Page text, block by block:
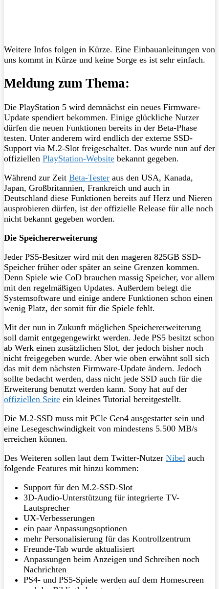
Weitere Infos folgen in Kürze. Eine Einbauanleitungen von
uns kommt in Kürze und keine Sorge es ist sehr einfach.
Meldung zum Thema:
Die PlayStation 5 wird demnächst ein neues Firmware-
Update spendiert bekommen. Einige glückliche Nutzer
dürfen die neuen Funktionen bereits in der Beta-Phase
testen. Unter anderem wird endlich der externe SSD-
Support via M.2-Slot freigeschaltet. Das wurde nun auf der
offiziellen PlayStation-Website bekannt gegeben.
Während zur Zeit Beta-Tester aus den USA, Kanada,
Japan, Großbritannien, Frankreich und auch in
Deutschland diese Funktionen bereits auf Herz und Nieren
ausprobieren dürfen, ist der offizielle Release für alle noch
nicht bekannt gegeben worden.
Die Speichererweiterung
Jeder PS5-Besitzer wird mit den mageren 825GB SSD-
Speicher früher oder später an seine Grenzen kommen.
Denn Spiele wie CoD brauchen massig Speicher, vor allem
mit den regelmäßigen Updates. Außerdem belegt die
Systemsoftware und einige andere Funktionen schon einen
wenig Platz, der somit für die Spiele fehlt.
Mit der nun in Zukunft möglichen Speichererweiterung
soll damit entgegengewirkt werden. Jede PS5 besitzt schon
ab Werk einen zusätzlichen Slot, der jedoch bisher noch
nicht freigegeben wurde. Aber wie oben erwähnt soll sich
das mit dem nächsten Firmware-Update ändern. Jedoch
sollte bedacht werden, dass nicht jede SSD auch für die
Erweiterung benutzt werden kann. Sony hat auf der
offiziellen Seite ein kleines Tutorial bereitgestellt.
Die M.2-SSD muss mit PCle Gen4 ausgestattet sein und
eine Lesegeschwindigkeit von mindestens 5.500 MB/s
erreichen können.
Des Weiteren sollen laut dem Twitter-Nutzer Nibel auch
folgende Features mit hinzu kommen:
Support für den M.2-SSD-Slot
3D-Audio-Unterstützung für integrierte TV-
Lautsprecher
UX-Verbesserungen
ein paar Anpassungsoptionen
mehr Personalisierung für das Kontrollzentrum
Freunde-Tab wurde aktualisiert
Anpassungen beim Anzeigen und Schreiben noch
Nachrichten
PS4- und PS5-Spiele werden auf dem Homescreen